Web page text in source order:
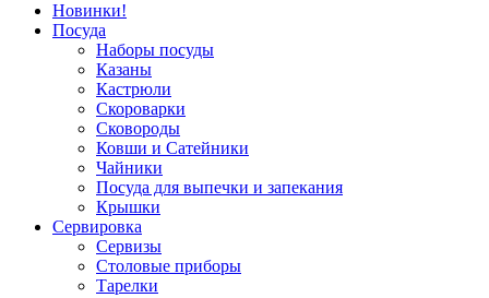
Новинки!
Посуда
Наборы посуды
Казаны
Кастрюли
Скороварки
Сковороды
Ковши и Сатейники
Чайники
Посуда для выпечки и запекания
Крышки
Сервировка
Сервизы
Столовые приборы
Тарелки